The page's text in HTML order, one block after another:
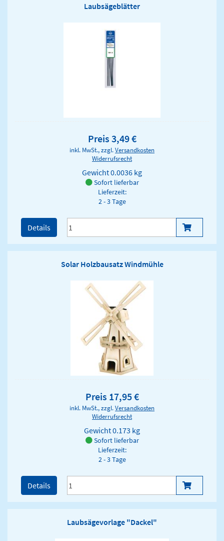
Laubsägeblätter
Preis 3,49 €
inkl. MwSt., zzgl.Versandkosten
Widerrufsrecht
Gewicht0.0036 kg
Sofort lieferbar
Lieferzeit:
2 - 3 Tage
Details
Solar Holzbausatz Windmühle
Preis 17,95 €
inkl. MwSt., zzgl.Versandkosten
Widerrufsrecht
Gewicht0.173 kg
Sofort lieferbar
Lieferzeit:
2 - 3 Tage
Details
Laubsägevorlage "Dackel"